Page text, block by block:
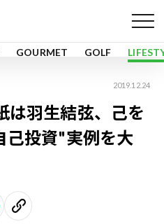
GOURMET GOLF
2019.12.24
は羽生結弦、己を
己投資"実例を大